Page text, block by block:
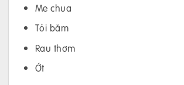
Me chua
Tỏi băm
Rau thơm
Ớt